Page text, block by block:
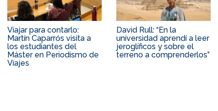
Viajar para contarlo:
Martín Caparrós visita a
los estudiantes del
Máster en Periodismo de
Viajes
David Rull: “En la
universidad aprendí a leer
jeroglíficos y sobre el
terreno a comprenderlos”